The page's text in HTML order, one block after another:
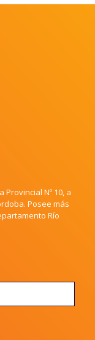
Nº 10, a
Posee más
Río